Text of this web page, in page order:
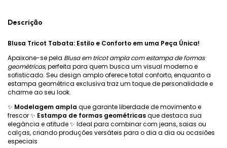
Descrição
Blusa Tricot Tabata: Estilo e Conforto em uma Peça Única!
Apaixone-se pela Blusa em tricot ampla com estampa de formas
geométricas, perfeita para quem busca um visual moderno e
sofisticado. Seu design amplo oferece total conforto, enquanto a
estampa geométrica exclusiva traz um toque de personalidade e
charme ao seu look.
✨ Modelagem ampla que garante liberdade de movimento e
frescor ✨ Estampa de formas geométricasque destaca sua
elegância e atitude ✨ Ideal para combinar com jeans, saias ou
calças, criando produções versáteis para o dia a dia ou ocasiões
especiais